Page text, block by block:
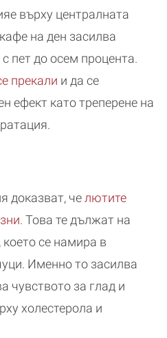
върху централната
на ден засилва
пет до осем процента.
прекали и да се
ефект като треперене на
доказват, че лютите
. Това те дължат на
се намира в
Именно то засилва
чувството за глад и
холестерола и